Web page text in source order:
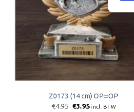
Z0173 (14 cm) OP=OP
€4.95 Oorspronkelijke
€3.95Huidige
incl. BTW